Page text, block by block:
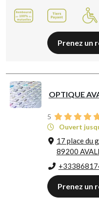
Prenez un
OPTIQUE
5
Ouvert
17 place du
89200
Prenez un